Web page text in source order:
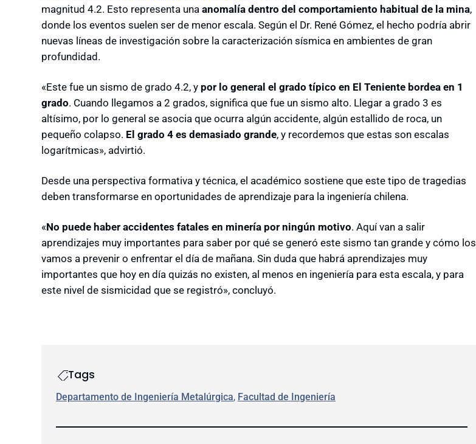
magnitud 4.2. Esto representa una anomalía dentro del comportamiento habitual de la mina,
donde los eventos suelen ser de menor escala. Según el Dr. René Gómez, el hecho podría abrir
nuevas líneas de investigación sobre la caracterización sísmica en ambientes de gran
profundidad.
«Este fue un sismo de grado 4.2, y por lo general el grado típico en El Teniente bordea en 1
grado. Cuando llegamos a 2 grados, significa que fue un sismo alto. Llegar a grado 3 es
altísimo, por lo general se asocia que ocurra algún accidente, algún estallido de roca, un
pequeño colapso. El grado 4 es demasiado grande, y recordemos que estas son escalas
logarítmicas», advirtió.
Desde una perspectiva formativa y técnica, el académico sostiene que este tipo de tragedias
deben transformarse en oportunidades de aprendizaje para la ingeniería chilena.
«No puede haber accidentes fatales en minería por ningún motivo. Aquí van a salir
aprendizajes muy importantes para saber por qué se generó este sismo tan grande y cómo los
vamos a prevenir o enfrentar el día de mañana. Sin duda que habrá aprendizajes muy
importantes que hoy en día quizás no existen, al menos en ingeniería para esta escala, y para
este nivel de sismicidad que se registró», concluyó.
Tags
Departamento de Ingeniería Metalúrgica, Facultad de Ingeniería